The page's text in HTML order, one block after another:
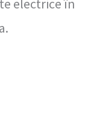
electrice în